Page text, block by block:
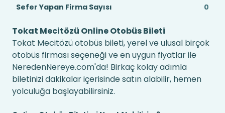
Sefer Yapan Firma Sayısı
0
Tokat Mecitözü Online Otobüs Bileti
Tokat Mecitözü otobüs bileti, yerel ve ulusal birçok
otobüs firması seçeneği ve en uygun fiyatlar ile
NeredenNereye.com'da! Birkaç kolay adımla
biletinizi dakikalar içerisinde satın alabilir, hemen
yolculuğa başlayabilirsiniz.